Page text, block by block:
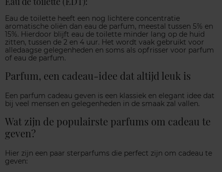
Eau de toilette heeft een nog lichtere concentratie
aromatische oliën dan eau de parfum, meestal tussen 5% en
15%. Hierdoor blijft eau de toilette minder lang op de huid
zitten, tussen de 2 en 4 uur. Het wordt vaak gebruikt voor
alledaagse gelegenheden en soms als opfrisser voor parfum
of eau de parfum.
Parfum, een cadeau-idee dat altijd leuk is
Een parfum cadeau geven is een klassiek en elegant idee dat
bij veel mensen en gelegenheden in de smaak zal vallen.
Wat zijn de populairste parfums om cadeau te
geven?
Hier zijn een paar sterparfums die perfect zijn om cadeau te
geven: